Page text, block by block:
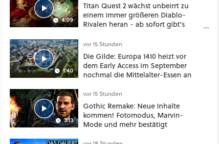
4:09
Titan Quest 2 wächst unbeirrt zu
einem immer größeren Diablo-
Rivalen heran - ab sofort gibt's
Klasse
1:40
vor 15 Stunden
Die Gilde: Europa 1410 heizt vor
dem Early Access im September
nochmal die Mittelalter-Essen an
3:13
vor 15 Stunden
Gothic Remake: Neue Inhalte
kommen! Fotomodus, Marvin-
Mode und mehr bestätigt